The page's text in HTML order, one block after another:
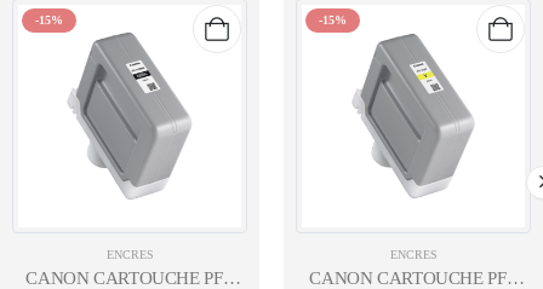
-15%
ENCRES
CANON CARTOUCHE PFI-
-15%
ENCRES
CANON CARTOUCHE PFI-